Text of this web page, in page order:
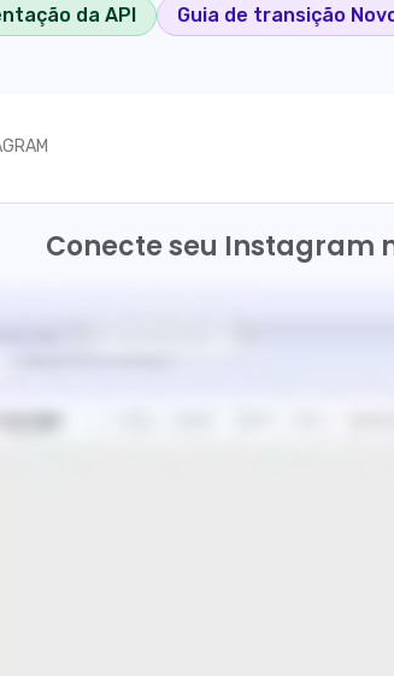
da API Guia de transição
Conecte seu Instagram